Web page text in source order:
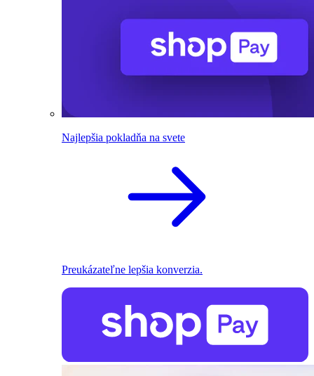
Najlepšia pokladňa na svete
Preukázateľne lepšia konverzia.